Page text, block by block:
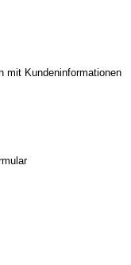
mit Kundeninformationen